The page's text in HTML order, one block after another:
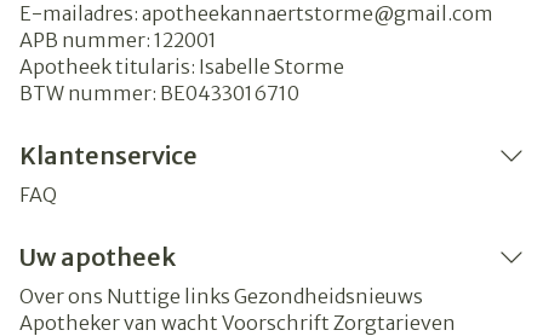
E-mailadres: apotheekannaertstorme@gmail.com
APB nummer: 122001
Apotheek titularis: Isabelle Storme
BTW nummer: BE0433016710
Klantenservice
FAQ
Uw apotheek
Over ons Nuttige links Gezondheidsnieuws
Apotheker van wacht Voorschrift Zorgtarieven